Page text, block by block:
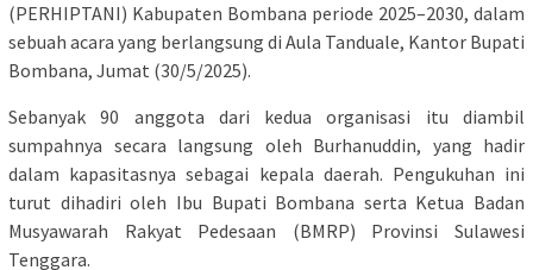
(PERHIPTANI) Kabupaten Bombana periode 2025–2030, dalam
sebuah acara yang berlangsung di Aula Tanduale, Kantor Bupati
Bombana, Jumat (30/5/2025).
Sebanyak 90 anggota dari kedua organisasi itu diambil
sumpahnya secara langsung oleh Burhanuddin, yang hadir
dalam kapasitasnya sebagai kepala daerah. Pengukuhan ini
turut dihadiri oleh Ibu Bupati Bombana serta Ketua Badan
Musyawarah Rakyat Pedesaan (BMRP) Provinsi Sulawesi
Tenggara.